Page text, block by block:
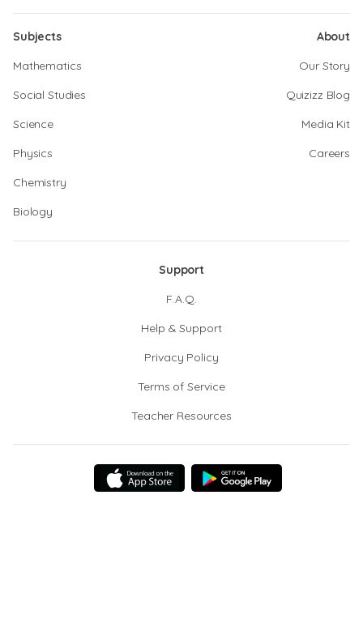
Subjects
Mathematics
Social Studies
Science
Physics
Chemistry
Biology
About
Our Story
Quizizz Blog
Media Kit
Careers
Support
F.A.Q.
Help & Support
Privacy Policy
Terms of Service
Teacher Resources